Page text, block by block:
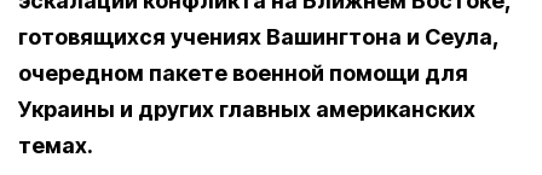
готовящихся учениях Вашингтона и Сеула,
очередном пакете военной помощи для
Украины и других главных американских
темах.